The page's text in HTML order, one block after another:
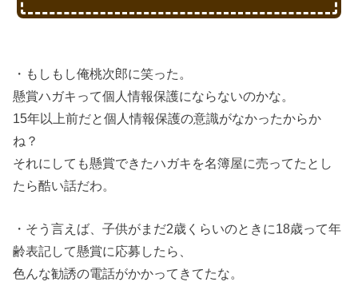
・もしもし俺桃次郎に笑った。
懸賞ハガキって個人情報保護にならないのかな。
15年以上前だと個人情報保護の意識がなかったからか
ね？
それにしても懸賞できたハガキを名簿屋に売ってたとし
たら酷い話だわ。
・そう言えば、子供がまだ2歳くらいのときに18歳って年
齢表記して懸賞に応募したら、
色んな勧誘の電話がかかってきてたな。